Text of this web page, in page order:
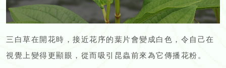
三白草在開花時，接近花序的葉片會變成白色，令自己在
視覺上變得更顯眼，從而吸引昆蟲前來為它傳播花粉。